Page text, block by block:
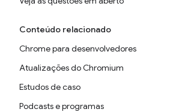
Conteúdo relacionado
Chrome para desenvolvedores
Atualizações do Chromium
Estudos de caso
Podcasts e programas